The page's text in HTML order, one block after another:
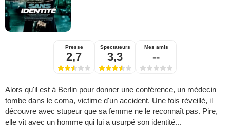
Presse
2,7
Spectateurs
3,3
Mes amis
--
Alors qu'il est à Berlin pour donner une conférence, un médecin
tombe dans le coma, victime d'un accident. Une fois réveillé, il
découvre avec stupeur que sa femme ne le reconnaît pas. Pire,
elle vit avec un homme qui lui a usurpé son identité...